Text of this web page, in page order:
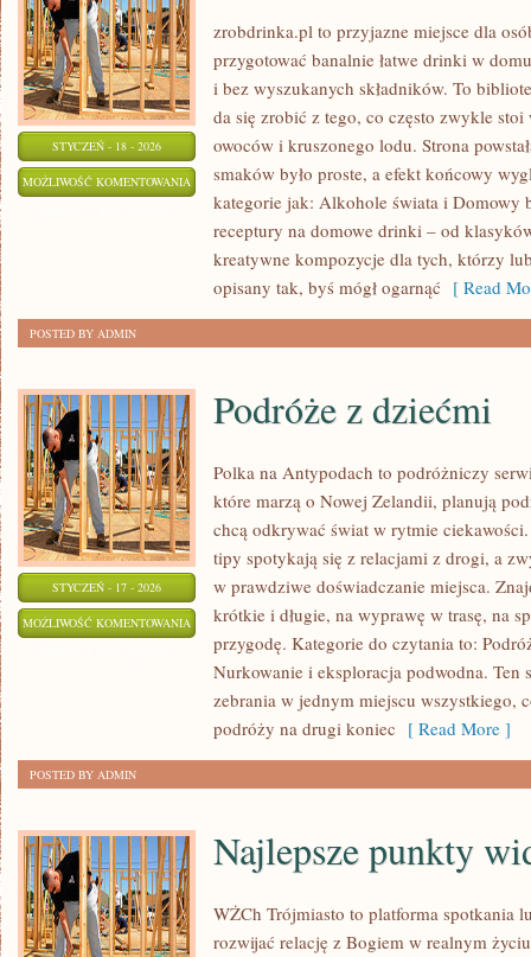
STYCZEŃ - 18 - 2026
MOŻLIWOŚĆ KOMENTOWANIA DOMOWY
BAR
zrobdrinka.pl to przyjazne miejsce dla
przygotować banalnie łatwe drinki w
i bez wyszukanych składników. To
da się zrobić z tego, co często zwykle
owoców i kruszonego lodu. Strona
smaków było proste, a efekt końcowy
kategorie jak: Alkohole świata i Domowy
receptury na domowe drinki – od
kreatywne kompozycje dla tych, którzy
opisany tak, byś mógł ogarnąć [ Read
POSTED BY ADMIN
STYCZEŃ - 17 - 2026
MOŻLIWOŚĆ KOMENTOWANIA PODRÓŻE
DZIEĆMI
Podróże z dziećmi
Polka na Antypodach to podróżniczy
które marzą o Nowej Zelandii, planują
chcą odkrywać świat w rytmie
tipy spotykają się z relacjami z drogi, a
w prawdziwe doświadczanie miejsca.
krótkie i długie, na wyprawę w trasę, na
przygodę. Kategorie do czytania to:
Nurkowanie i eksploracja podwodna. Ten
zebrania w jednym miejscu wszystkiego,
podróży na drugi koniec [ Read More ]
POSTED BY ADMIN
Najlepsze punkty
WŻCh Trójmiasto to platforma spotkania
rozwijać relację z Bogiem w realnym